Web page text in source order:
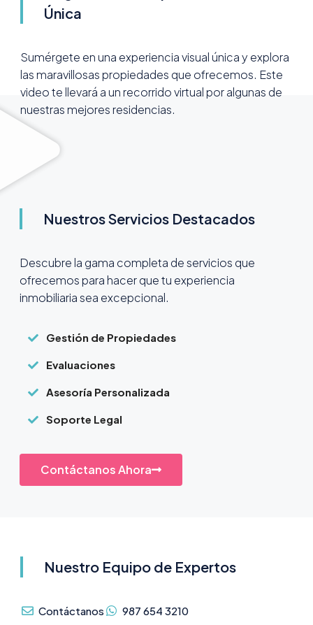
Única
Sumérgete en una experiencia visual única y explora
las maravillosas propiedades que ofrecemos. Este
video te llevará a un recorrido virtual por algunas de
nuestras mejores residencias.
Nuestros Servicios Destacados
Descubre la gama completa de servicios que
ofrecemos para hacer que tu experiencia
inmobiliaria sea excepcional.
Gestión de Propiedades
Evaluaciones
Asesoría Personalizada
Soporte Legal
Contáctanos Ahora
Nuestro Equipo de Expertos
Contáctanos 987 654 3210